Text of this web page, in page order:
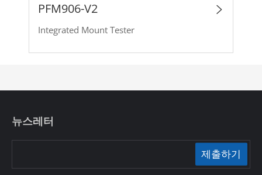
PFM906-V2
Integrated Mount Tester
뉴스레터
제출하기